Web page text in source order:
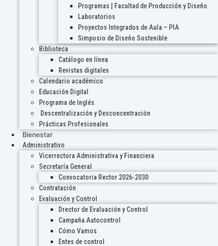
Programas | Facultad de Producción y Diseño
Laboratorios
Proyectos Integrados de Aula – PIA
Simposio de Diseño Sostenible
Biblioteca
Catálogo en línea
Revistas digitales
Calendario académico
Educación Digital
Programa de Inglés
Descentralización y Desconcentración
Prácticas Profesionales
Bienestar
Administrativo
Vicerrectora Administrativa y Financiera
Secretaría General
Convocatoria Rector 2026-2030
Contratación
Evaluación y Control
Drector de Evaluación y Control
Campaña Autocontrol
Cómo Vamos
Entes de control